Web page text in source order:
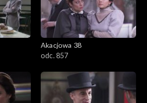
Akacjowa 38
odc. 857